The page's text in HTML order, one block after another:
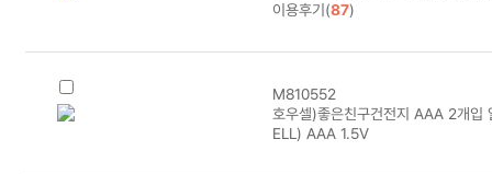
이용후기(87)
M810552
호우셀)좋은친구건전지 AAA 2개
ELL) AAA 1.5V